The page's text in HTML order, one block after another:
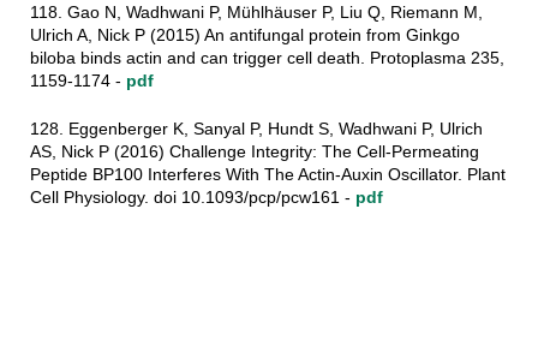
118. Gao N, Wadhwani P, Mühlhäuser P, Liu Q, Riemann M,
Ulrich A, Nick P (2015) An antifungal protein from Ginkgo
biloba binds actin and can trigger cell death. Protoplasma 235,
1159-1174 - pdf
128. Eggenberger K, Sanyal P, Hundt S, Wadhwani P, Ulrich
AS, Nick P (2016) Challenge Integrity: The Cell-Permeating
Peptide BP100 Interferes With The Actin-Auxin Oscillator. Plant
Cell Physiology. doi 10.1093/pcp/pcw161 - pdf